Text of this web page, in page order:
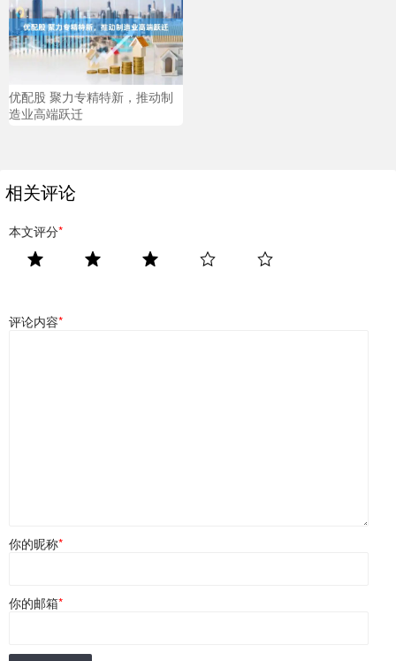
优配股 聚力专精特新，推动制
造业高端跃迁
相关评论
本文评分*
评论内容*
你的昵称*
你的邮箱*